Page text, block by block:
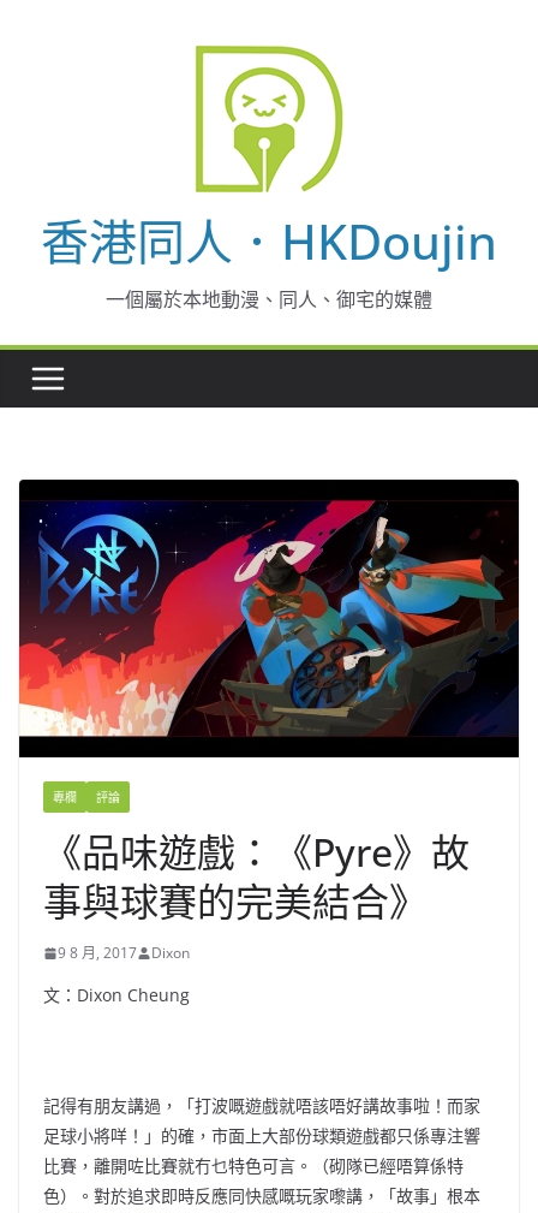
香港同人．HKDoujin
一個屬於本地動漫、同人、御宅的媒體
專欄 評論
《品味遊戲：《Pyre》故
事與球賽的完美結合》
9 8 月, 2017 Dixon
文：Dixon Cheung
記得有朋友講過，「打波嘅遊戲就唔該唔好講故事啦！而家
足球小將咩！」的確，市面上大部份球類遊戲都只係專注響
比賽，離開咗比賽就冇乜特色可言。（砌隊已經唔算係特
色）。對於追求即時反應同快感嘅玩家嚟講，「故事」根本